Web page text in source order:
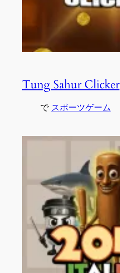
Tung Sahur Clicker
で スポーツゲーム